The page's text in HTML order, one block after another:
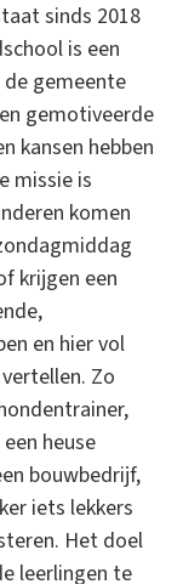
sinds 2018
is een
de gemeente
gemotiveerde
kansen hebben
missie is
komen
krijgen een
en hier vol
Zo
heuse
bouwbedrijf,
iets lekkers
Het doel
leerlingen te